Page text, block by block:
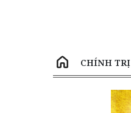
CHÍNH TRỊ